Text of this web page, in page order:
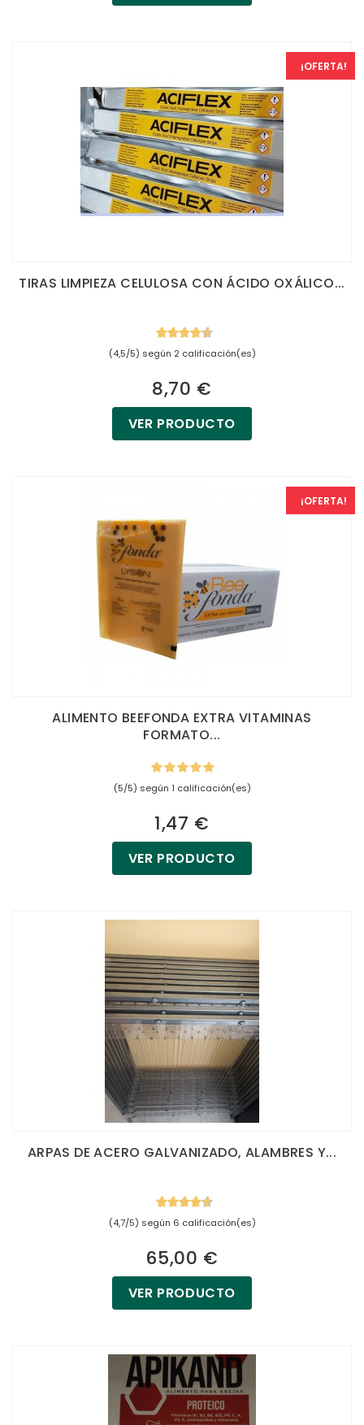
¡OFERTA!
TIRAS LIMPIEZA CELULOSA CON ÁCIDO OXÁLICO...
(4,5/5) según 2 calificación(es)
8,70 €
VER PRODUCTO
¡OFERTA!
ALIMENTO BEEFONDA EXTRA VITAMINAS
FORMATO...
(5/5) según 1 calificación(es)
1,47 €
VER PRODUCTO
ARPAS DE ACERO GALVANIZADO, ALAMBRES Y...
(4,7/5) según 6 calificación(es)
65,00 €
VER PRODUCTO